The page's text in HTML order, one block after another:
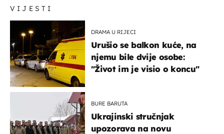
VIJESTI
DRAMA U RIJECI
Urušio se balkon kuće, na
njemu bile dvije osobe:
"Život im je visio o koncu"
BURE BARUTA
Ukrajinski stručnjak
upozorava na novu